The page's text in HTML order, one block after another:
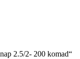
2.5/2- 200 komad“